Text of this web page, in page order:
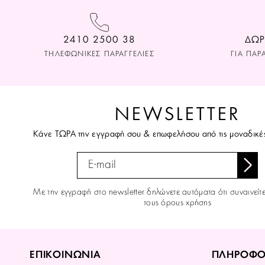
2410 2500 38
ΤΗΛΕΦΩΝΙΚΕΣ ΠΑΡΑΓΓΕΛΙΕΣ ΓΙΑ
NEWSLETTER
Κάνε ΤΩΡΑ την εγγραφή σου & επωφελήσου από τις
Με την εγγραφή στο newsletter δηλώνετε αυτόματα ότι
τους όρους χρήσης
ΕΠΙΚΟΙΝΩΝΙΑ